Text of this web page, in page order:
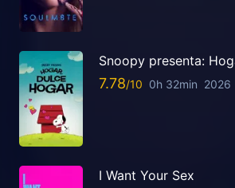
Snoopy presenta:
7.78 0h 32min 2026
I Want Your Sex